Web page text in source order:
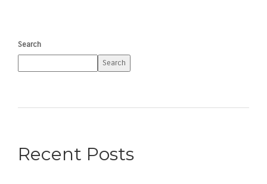
Search
Search
Recent Posts